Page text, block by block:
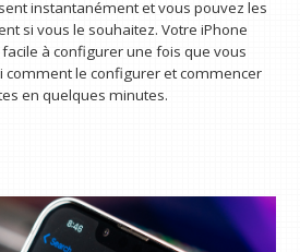
instantanément et vous pouvez les
si vous le souhaitez. Votre iPhone
à configurer une fois que vous
comment le configurer et commencer
en quelques minutes.